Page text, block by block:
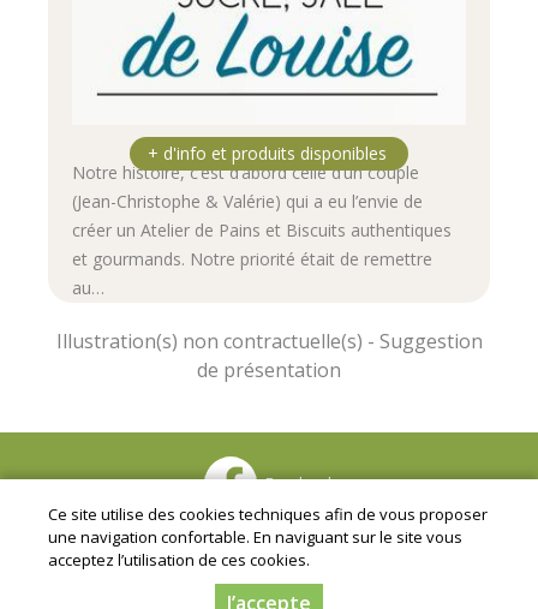
Notre histoire, c’est d’abord celle d’un couple
(Jean-Christophe & Valérie) qui a eu l’envie de
créer un Atelier de Pains et Biscuits authentiques
et gourmands. Notre priorité était de remettre
au…
Facebook
Mentions légales|Conditions Générales de Ventes|
Protection des données personnelles
© Copyright 2024 - Gaec Les Jardins de la Chaume - Tous
droits réservés - Conception :Dynapse
Ce site utilise des cookies techniques afin de vous proposer
une navigation confortable. En naviguant sur le site vous
acceptez l’utilisation de ces cookies.
J’accepte